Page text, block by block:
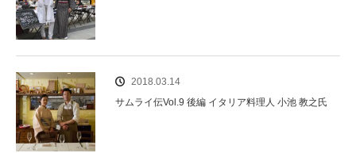
2018.03.14
サムライ伝Vol.9 後編 イタリア料理人 小池 教之氏